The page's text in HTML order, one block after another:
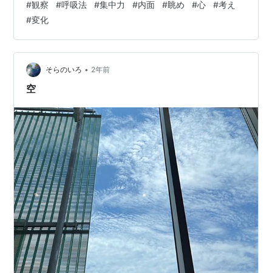
#観察 #呼吸法 #集中力 #内面 #眺め #心 #考え
#変化
そらのいろ • 2年前
空